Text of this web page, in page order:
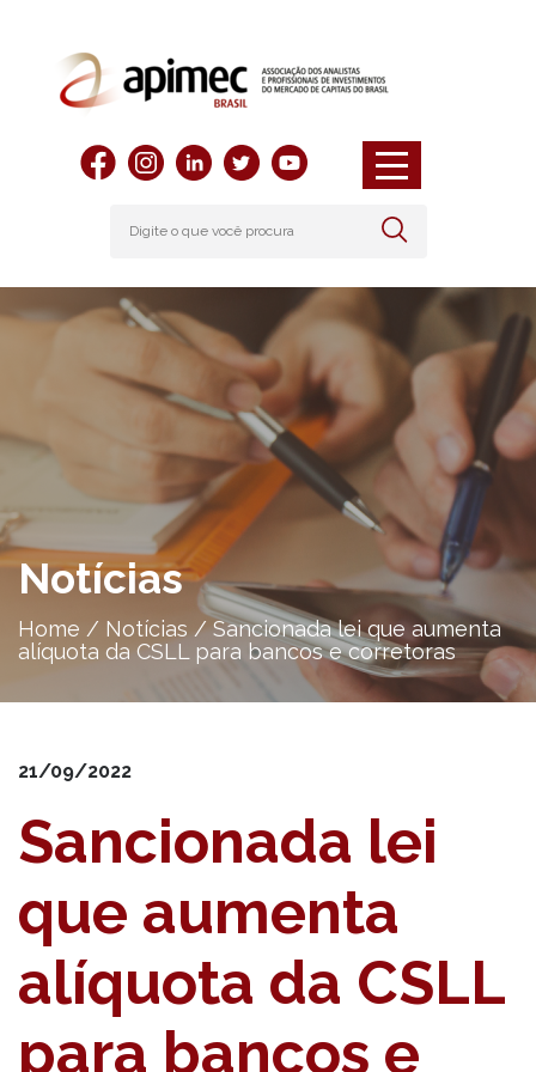
Notícias
Home / Notícias /Sancionada lei que aumenta
alíquota da CSLL para bancos e corretoras
21/09/2022
Sancionada lei
que aumenta
alíquota da CSLL
para bancos e